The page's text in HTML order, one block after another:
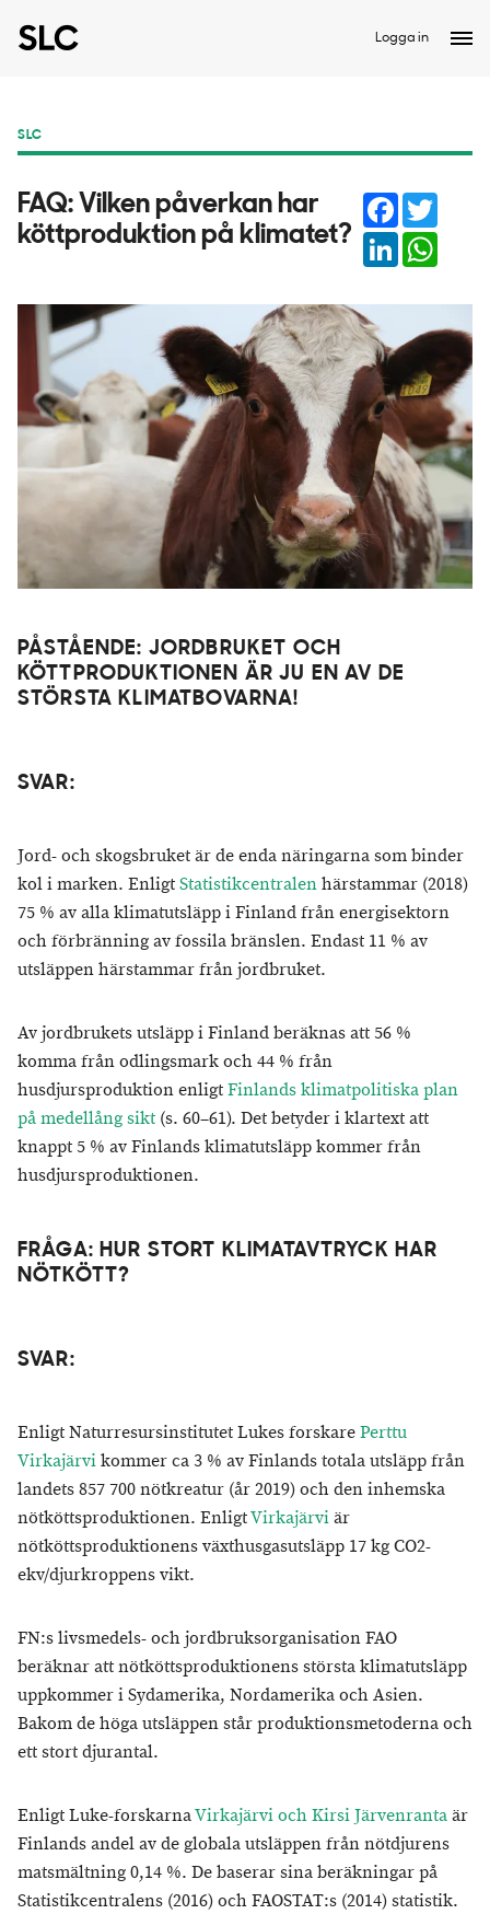
Logga in
SLC
FAQ: Vilken påverkan har
köttproduktion på klimatet?
Facebook
LinkedIn
PÅSTÅENDE: JORDBRUKET OCH
KÖTTPRODUKTIONEN ÄR JU EN AV DE
STÖRSTA KLIMATBOVARNA!
SVAR:
Jord- och skogsbruket är de enda näringarna som binder
kol i marken. EnligtStatistikcentralenhärstammar (2018)
75 % av alla klimatutsläpp i Finland från energisektorn
och förbränning av fossila bränslen. Endast 11 % av
utsläppen härstammar från jordbruket.
Av jordbrukets utsläpp i Finland beräknas att 56 %
komma från odlingsmark och 44 % från
husdjursproduktion enligtFinlands klimatpolitiska plan
på medellång sikt (s. 60–61). Det betyder i klartext att
knappt 5 % av Finlands klimatutsläpp kommer från
husdjursproduktionen.
FRÅGA: HUR STORT KLIMATAVTRYCK HAR
NÖTKÖTT?
SVAR:
Enligt Naturresursinstitutet Lukes forskarePerttu
Virkajärvikommer ca 3 % av Finlands totala utsläpp från
landets 857 700 nötkreatur (år 2019) och den inhemska
nötköttsproduktionen. EnligtVirkajärviär
nötköttsproduktionens växthusgasutsläpp 17 kg CO2-
ekv/djurkroppens vikt.
FN:s livsmedels- och jordbruksorganisation FAO
beräknar att nötköttsproduktionens största klimatutsläpp
uppkommer i Sydamerika, Nordamerika och Asien.
Bakom de höga utsläppen står produktionsmetoderna och
ett stort djurantal.
Enligt Luke-forskarnaVirkajärvi och Kirsi Järvenrantaär
Finlands andel av de globala utsläppen från nötdjurens
matsmältning 0,14 %. De baserar sina beräkningar på
Statistikcentralens (2016) och FAOSTAT:s (2014) statistik.